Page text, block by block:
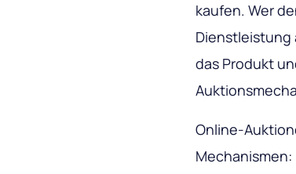
kaufen. Wer
Dienstleistung
das Produkt
Online-
Mechanismen: